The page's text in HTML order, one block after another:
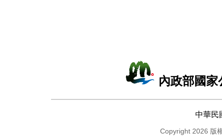
內政部國
中華民
Copyright 2026 版